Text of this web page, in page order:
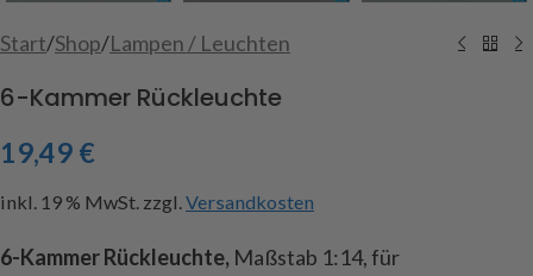
Start/Shop/Lampen / Leuchten
6-Kammer Rückleuchte
19,49 €
inkl. 19 % MwSt. zzgl.Versandkosten
6-Kammer Rückleuchte, Maßstab 1:14, für